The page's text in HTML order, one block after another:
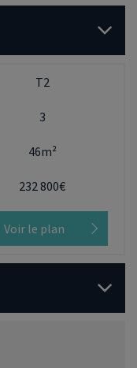
T2
3
46m²
232 800€
Voir le plan